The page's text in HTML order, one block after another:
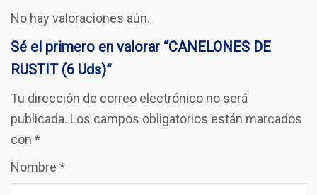
No hay valoraciones aún.
Sé el primero en valorar “CANELONES DE
RUSTIT (6 Uds)”
Tu dirección de correo electrónico no será
publicada. Los campos obligatorios están marcados
con *
Nombre *